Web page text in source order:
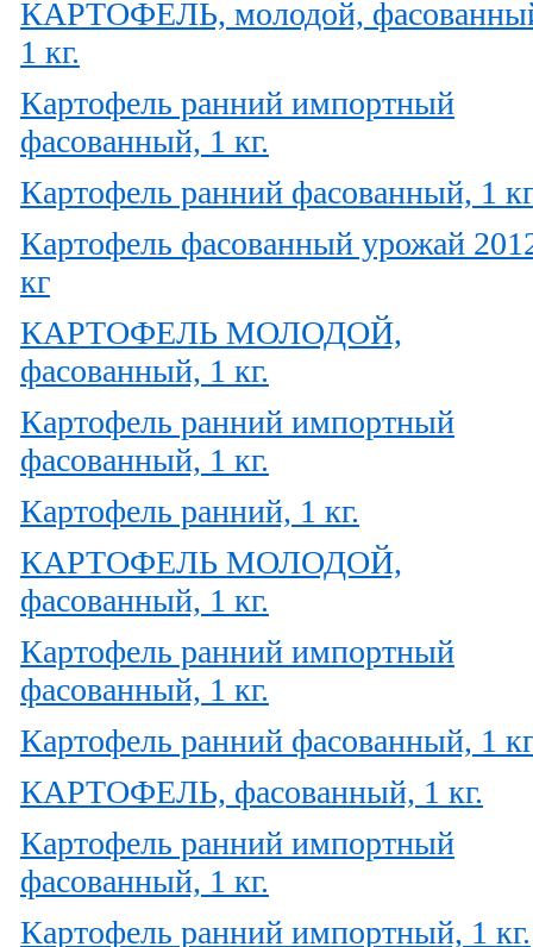
КАРТОФЕЛЬ, молодой,
1 кг.
Картофель ранний импортный
фасованный, 1 кг.
Картофель ранний фасованный, 1
Картофель фасованный урожай
кг
КАРТОФЕЛЬ МОЛОДОЙ,
фасованный, 1 кг.
Картофель ранний импортный
фасованный, 1 кг.
Картофель ранний, 1 кг.
КАРТОФЕЛЬ МОЛОДОЙ,
фасованный, 1 кг.
Картофель ранний импортный
фасованный, 1 кг.
Картофель ранний фасованный, 1
КАРТОФЕЛЬ, фасованный, 1 кг.
Картофель ранний импортный
фасованный, 1 кг.
Картофель ранний импортный, 1 кг.